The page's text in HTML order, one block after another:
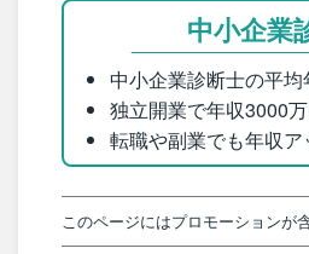
中小企業
中小企業診断士の平
独立開業で年収3000
転職や副業でも年収ア
このページにはプロモーションが